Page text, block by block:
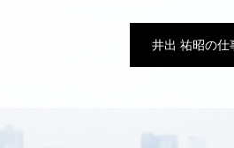
井出 祐昭の仕